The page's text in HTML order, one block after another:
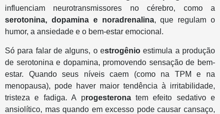
influenciam neurotransmissores no cérebro, como a
serotonina, dopamina e noradrenalina, que regulam o
humor, a ansiedade e o bem-estar emocional.
Só para falar de alguns, o estrogênio estimula a produção
de serotonina e dopamina, promovendo sensação de bem-
estar. Quando seus níveis caem (como na TPM e na
menopausa), pode haver maior tendência à irritabilidade,
tristeza e fadiga. A progesteronatem efeito sedativo e
ansiolítico, mas quando em excesso pode causar cansaço,